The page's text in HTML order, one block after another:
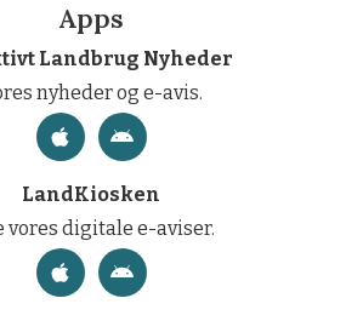
Apps
Landbrug Nyheder
nyheder og e-avis.
LandKiosken
vores digitale e-aviser.